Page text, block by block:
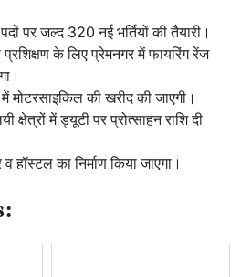
पर जल्द 320 नई भर्तियों की तैयारी।
प्रशिक्षण के लिए प्रेमनगर में फायरिंग रेंज
मोटरसाइकिल की खरीद की जाएगी।
क्षेत्रों में ड्यूटी पर प्रोत्साहन राशि दी
हॉस्टल का निर्माण किया जाएगा।